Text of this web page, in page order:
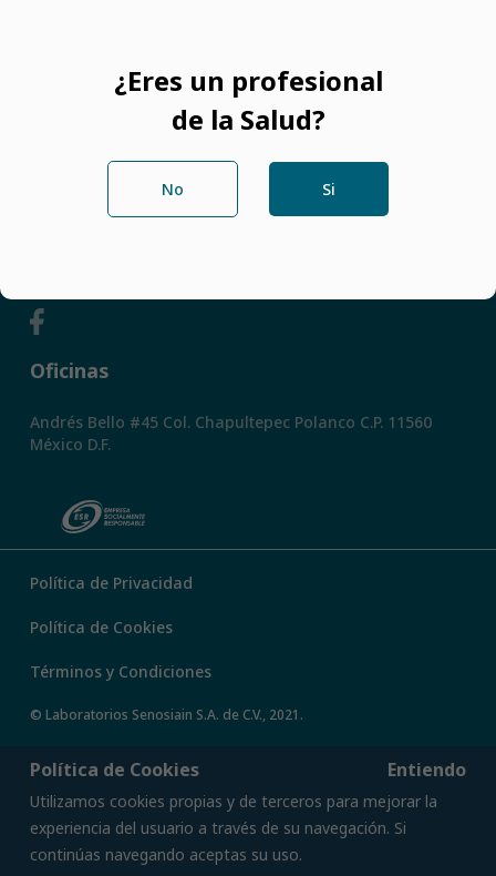
Oficinas
Andrés Bello #45 Col. Chapultepec Polanco C.P. 11560
México D.F.
© Laboratorios Senosiain S.A. de C.V., 2021.
Política de Privacidad
Política de Cookies
Términos y Condiciones
Política de Cookies Entiendo
Utilizamos cookies propias y de terceros para mejorar la
experiencia del usuario a través de su navegación. Si
continúas navegando aceptas su uso.
¿Eres un profesional
de la Salud?
No Si